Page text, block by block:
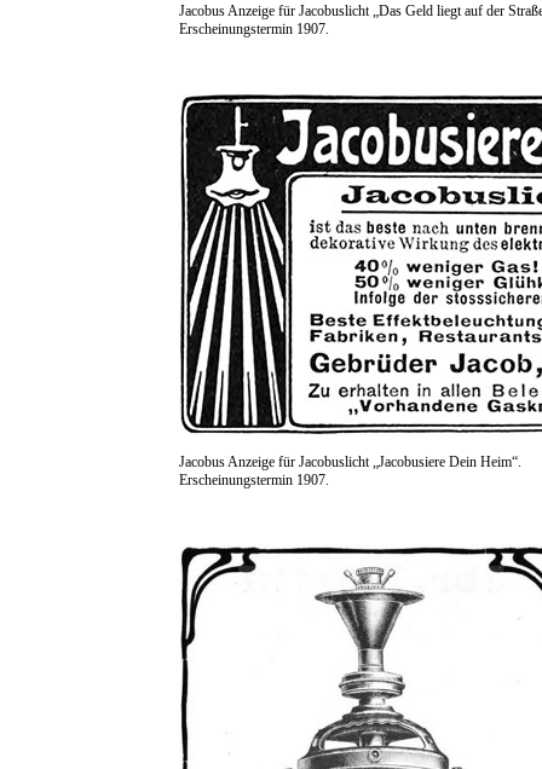
Jacobus Anzeige für Jacobuslicht „Das Geld liegt auf der
Erscheinungstermin 1907.
Jacobus Anzeige für Jacobuslicht „Jacobusiere Dein Heim“.
Erscheinungstermin 1907.